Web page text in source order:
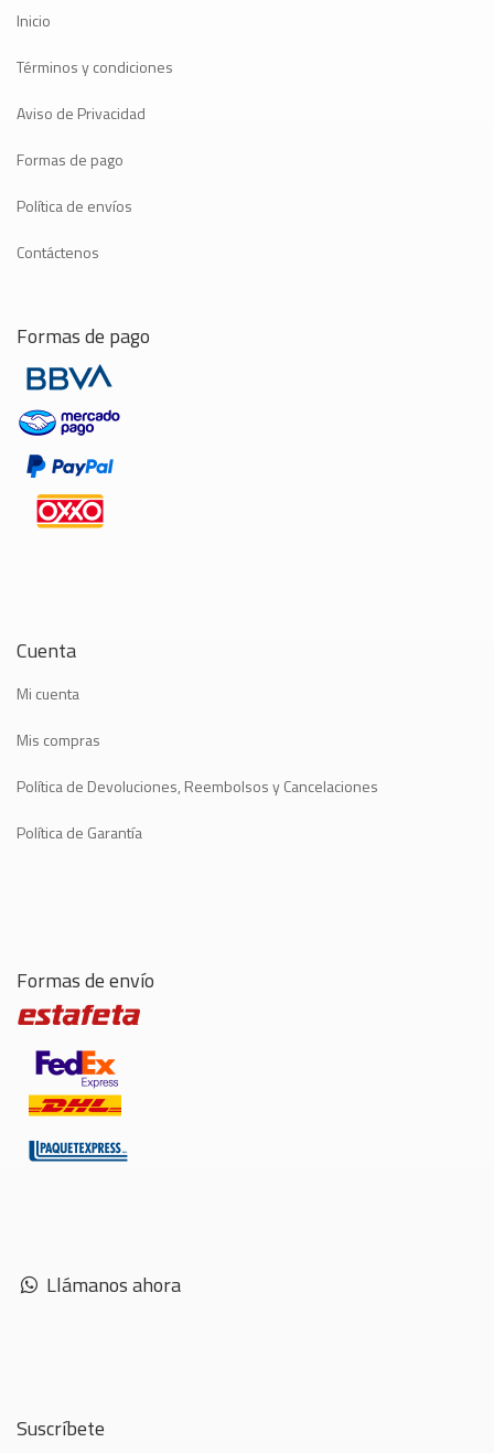
Inicio
Términos y condiciones
Aviso de Privacidad
Formas de pago
Política de envíos
Contáctenos
Formas de pago
Cuenta
Mi cuenta
Mis compras
Política de Devoluciones, Reembolsos y Cancelaciones
Política de Garantía
Formas de envío
Llámanos ahora
Suscríbete